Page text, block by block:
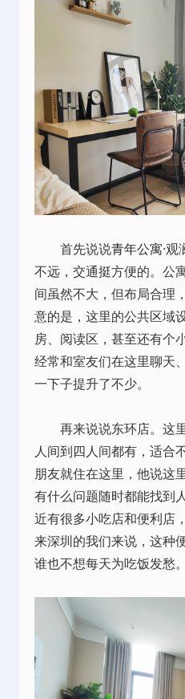
首先说说青年公寓·
不远，交通挺方便的。公
间虽然不大，但布局合理
意的是，这里的公共区域
房、阅读区，甚至还有个
经常和室友们在这里聊天
一下子提升了不少。
再来说说东环店。这
人间到四人间都有，适合
朋友就住在这里，他说这
有什么问题随时都能找到
近有很多小吃店和便利店
来深圳的我们来说，这种
谁也不想每天为吃饭发愁。